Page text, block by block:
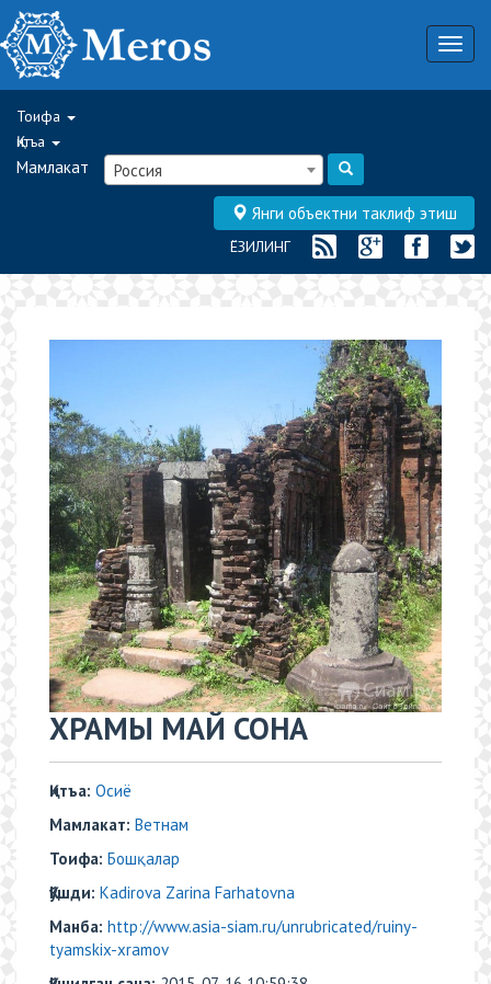
Тоифа
Қитъа
Мамлакат Россия
Янги объектни таклиф этиш
ЁЗИЛИНГ
ХРАМЫ МАЙ СОНА
Қитъа: Осиё
Мамлакат: Ветнам
Тоифа: Бошқалар
Қўшди: Kadirova Zarina Farhatovna
Манба: http://www.asia-siam.ru/unrubricated/ruiny-
tyamskix-xramov